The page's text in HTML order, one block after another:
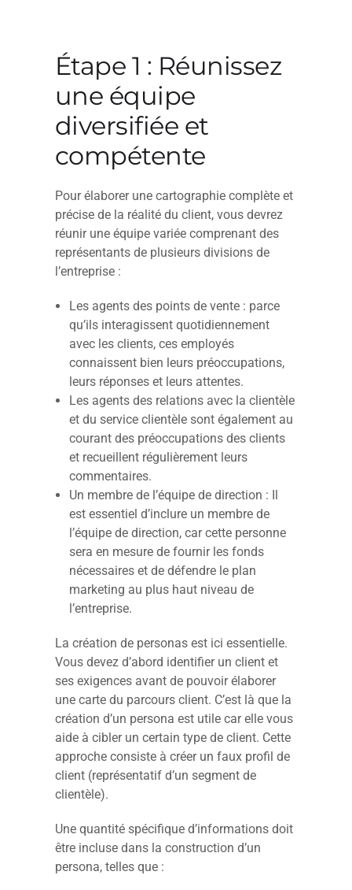
Étape 1 : Réunissez
une équipe
diversifiée et
compétente
Pour élaborer une cartographie complète et
précise de la réalité du client, vous devrez
réunir une équipe variée comprenant des
représentants de plusieurs divisions de
l’entreprise :
Les agents des points de vente : parce
qu’ils interagissent quotidiennement
avec les clients, ces employés
connaissent bien leurs préoccupations,
leurs réponses et leurs attentes.
Les agents des relations avec la clientèle
et du service clientèle sont également au
courant des préoccupations des clients
et recueillent régulièrement leurs
commentaires.
Un membre de l’équipe de direction : Il
est essentiel d’inclure un membre de
l’équipe de direction, car cette personne
sera en mesure de fournir les fonds
nécessaires et de défendre le plan
marketing au plus haut niveau de
l’entreprise.
La création de personas est ici essentielle.
Vous devez d’abord identifier un client et
ses exigences avant de pouvoir élaborer
une carte du parcours client. C’est là que la
création d’un persona est utile car elle vous
aide à cibler un certain type de client. Cette
approche consiste à créer un faux profil de
client (représentatif d’un segment de
clientèle).
Une quantité spécifique d’informations doit
être incluse dans la construction d’un
persona, telles que :